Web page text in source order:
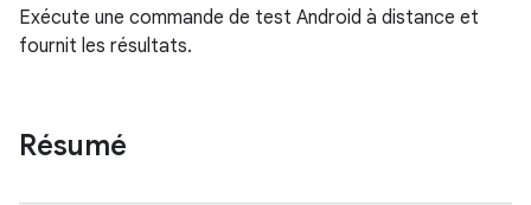
Exécute une commande de test Android à distance et
fournit les résultats.
Résumé